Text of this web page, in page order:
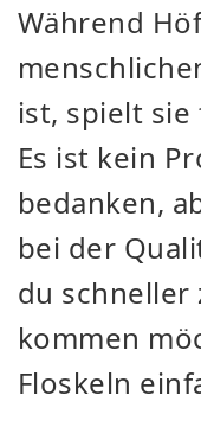
Während
ist, spielt sie
Es ist kein
bedanken,
bei der
du schneller
kommen
Floskeln